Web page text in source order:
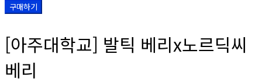
구매하기
[아주대학교] 발틱 베리x노르딕씨
베리